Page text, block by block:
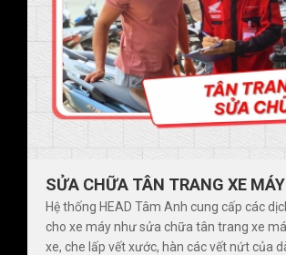
SỬA CHỮA TÂN TRANG XE MÁY
Hệ thống HEAD Tâm Anh cung cấp các
cho xe máy như sửa chữa tân trang xe
xe, che lấp vết xước, hàn các vết nứt của